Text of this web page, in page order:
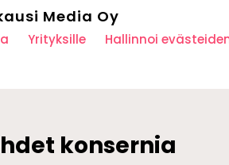
Media Oy
Yrityksille Hallinnoi
konsernia